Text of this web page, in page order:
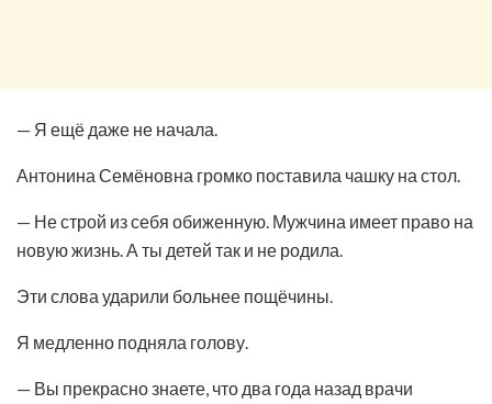
— Я ещё даже не начала.
Антонина Семёновна громко поставила чашку на стол.
— Не строй из себя обиженную. Мужчина имеет право на
новую жизнь. А ты детей так и не родила.
Эти слова ударили больнее пощёчины.
Я медленно подняла голову.
— Вы прекрасно знаете, что два года назад врачи